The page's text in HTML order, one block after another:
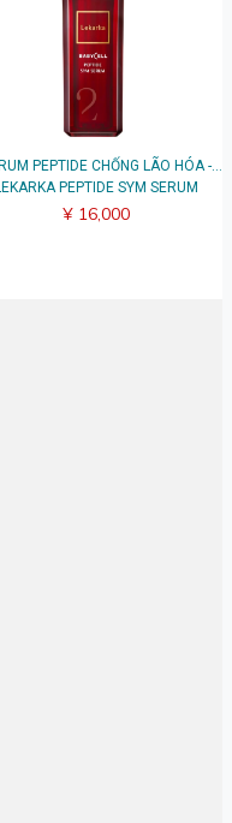
PEPTIDE CHỐNG LÃO HÓA -
PEPTIDE SYM SERUM
¥ 16,000